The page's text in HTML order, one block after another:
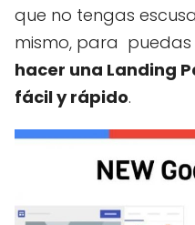
que no tengas
mismo, para
hacer una Landing
fácil y rápido.